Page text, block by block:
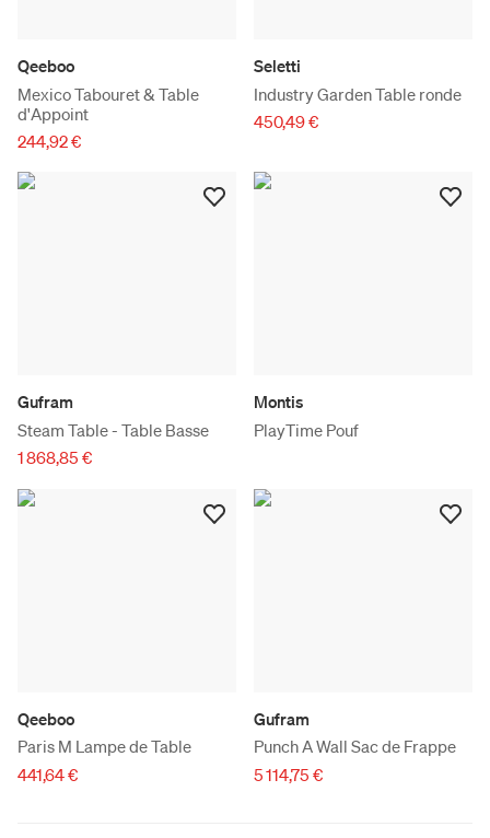
Qeeboo
Mexico Tabouret & Table
d'Appoint
244,92 €
Seletti
Industry Garden Table ronde
450,49 €
Gufram
Steam Table - Table Basse
1 868,85 €
Montis
PlayTime Pouf
Qeeboo
Paris M Lampe de Table
441,64 €
Gufram
Punch A Wall Sac de Frappe
5 114,75 €